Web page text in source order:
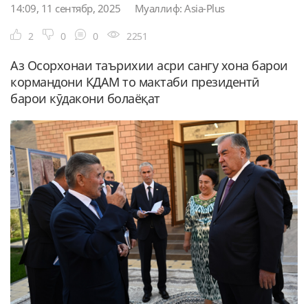
14:09, 11 сентябр, 2025 Муаллиф: Asia-Plus
2 0 0 2251
Аз Осорхонаи таърихии асри сангу хона барои
кормандони КДАМ то мактаби президентӣ
барои кӯдакони болаёқат